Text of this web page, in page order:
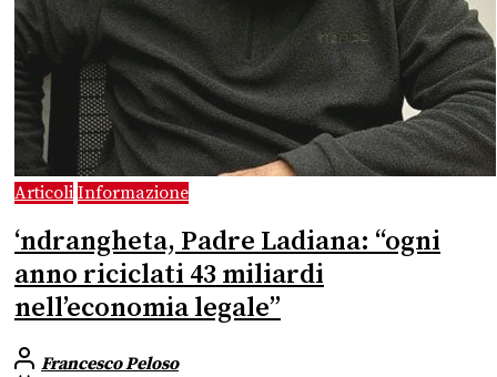
Articoli Informazione
‘ndrangheta, Padre Ladiana: “ogni
anno riciclati 43 miliardi
nell’economia legale”
Francesco Peloso